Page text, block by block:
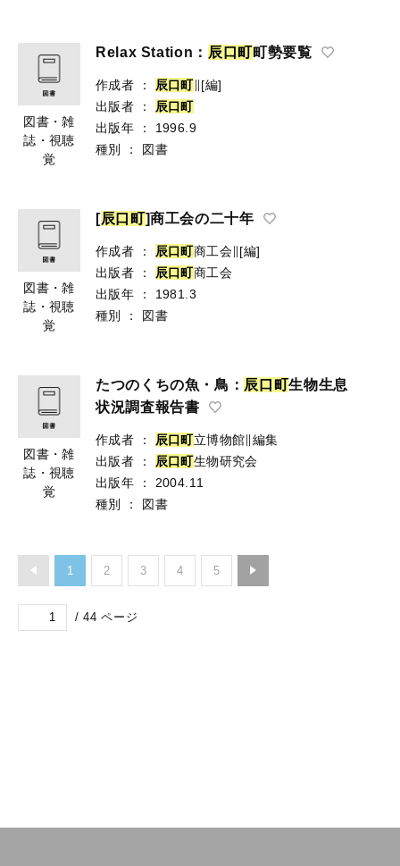
図書・雑
誌・視聴
覚
Relax Station： 辰 口 町町勢要覧
作成者 ： 辰口町∥[編]
出版者
： 辰口町
出版年
：
1996.9
種別
： 図書
図書・雑
誌・視聴
覚
[辰 口 町]商工会の二十年
作成者 ： 辰口町商工会∥[編]
出版者
： 辰口町商工会
出版年
：
1981.3
種別
： 図書
図書・雑
誌・視聴
覚
たつのくちの魚・鳥： 辰 口 町生物生息
状況調査報告書
作成者 ： 辰口町立博物館∥編集
出版者
： 辰口町生物研究会
出版年
：
2004.11
種別
： 図書
1 2 3 4 5
/ 44 ページ